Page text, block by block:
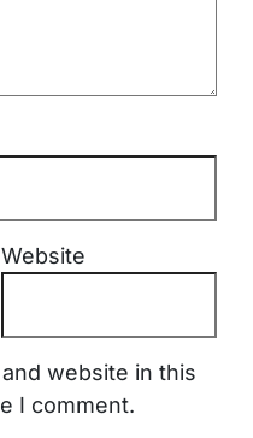
Website
website in this
I comment.